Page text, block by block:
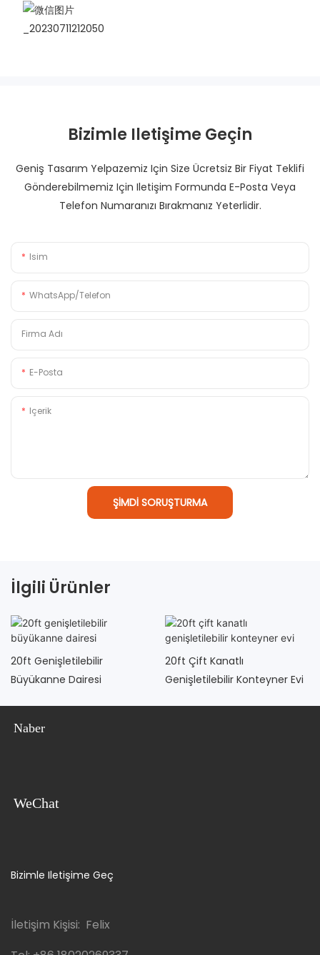
Bizimle Iletişime Geçin
Geniş Tasarım Yelpazemiz Için Size Ücretsiz Bir Fiyat Teklifi
Gönderebilmemiz Için Iletişim Formunda E-Posta Veya
Telefon Numaranızı Bırakmanız Yeterlidir.
Isim
WhatsApp/Telefon
Firma Adı
E-Posta
Içerik
ŞIMDI SORUŞTURMA
İlgili Ürünler
20ft Genişletilebilir
Büyükanne Dairesi
20ft Çift Kanatlı
Genişletilebilir Konteyner Evi
Naber
WeChat
Bizimle Iletişime Geç
İletişim Kişisi: Felix